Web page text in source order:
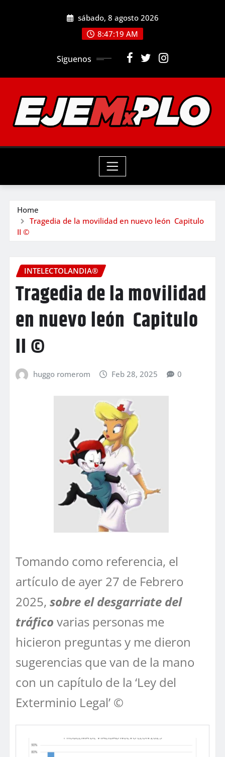
sábado, 8 agosto 2026
8:47:20 AM
Siguenos
Home
Tragedia de la movilidad en nuevo león Capitulo
II ©
INTELECTOLANDIA®
Tragedia de la movilidad
en nuevo león Capitulo
II ©
huggo romerom Feb 28, 2025 0
Tomando como referencia, el
artículo de ayer 27 de Febrero
2025, sobre el desgarriate del
tráfico varias personas me
hicieron preguntas y me dieron
sugerencias que van de la mano
con un capítulo de la ‘Ley del
Exterminio Legal’ ©